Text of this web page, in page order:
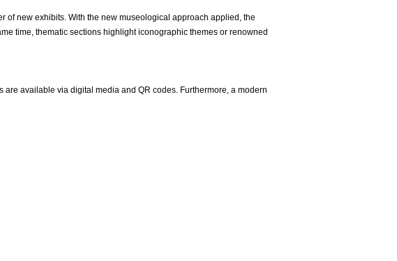
new exhibits. With the new museological approach applied, the
time, thematic sections highlight iconographic themes or renowned
available via digital media and QR codes. Furthermore, a modern